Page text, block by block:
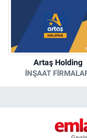
Artaş Holding
İNŞAAT